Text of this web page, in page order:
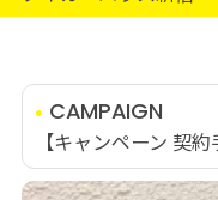
CAMPAIGN
【キャンペーン 契